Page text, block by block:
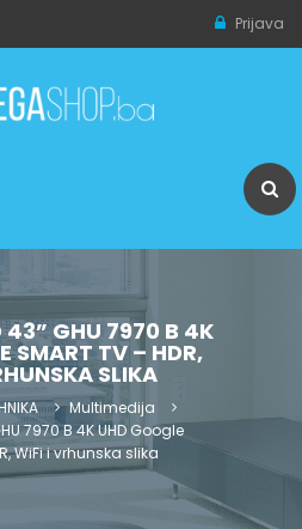
Prijava
43” GHU 7970 B 4K
SMART TV – HDR,
SLIKA
Multimedija
7970 B 4K UHD Google
WiFi i vrhunska slika